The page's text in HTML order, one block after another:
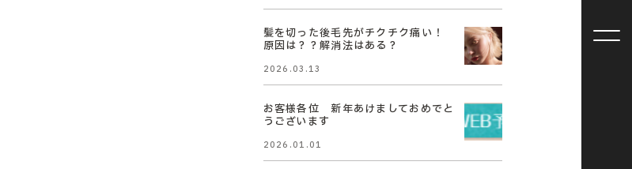
髪を切った後毛先がチクチク痛い！
原因は？？解消法はある？
2026.03.13
お客様各位 新年あけましておめでと
うございます
2026.01.01